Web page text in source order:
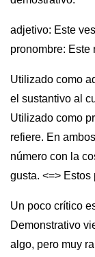
adjetivo: Este
pronombre: Este
Utilizado como
el sustantivo al
Utilizado como
refiere. En
número con la
gusta. <=>
Un poco crítico
Demonstrativo
algo, pero muy